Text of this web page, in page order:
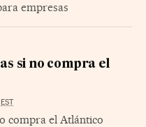
empresas
si no compra el
EST
compra el Atlántico